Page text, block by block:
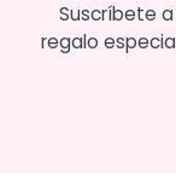
Suscríbete
regalo